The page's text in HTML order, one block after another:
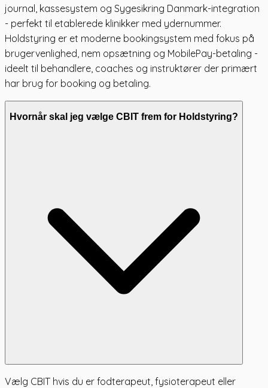
journal, kassesystem og Sygesikring Danmark-integration
- perfekt til etablerede klinikker med ydernummer.
Holdstyring er et moderne bookingsystem med fokus på
brugervenlighed, nem opsætning og MobilePay-betaling -
ideelt til behandlere, coaches og instruktører der primært
har brug for booking og betaling.
Hvornår skal jeg vælge CBIT frem for Holdstyring?
Vælg CBIT hvis du er fodterapeut, fysioterapeut eller